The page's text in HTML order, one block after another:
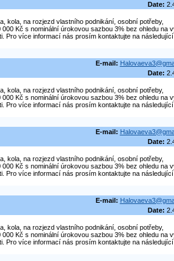
Date:
kola, na rozjezd vlastního podnikání, osobní potřeby,
Kč s nominální úrokovou sazbou 3% bez ohledu na
Pro více informací nás prosím kontaktujte na následující
E-mail:
Date:
kola, na rozjezd vlastního podnikání, osobní potřeby,
Kč s nominální úrokovou sazbou 3% bez ohledu na
Pro více informací nás prosím kontaktujte na následující
E-mail:
Date:
kola, na rozjezd vlastního podnikání, osobní potřeby,
Kč s nominální úrokovou sazbou 3% bez ohledu na
Pro více informací nás prosím kontaktujte na následující
E-mail:
Date:
kola, na rozjezd vlastního podnikání, osobní potřeby,
Kč s nominální úrokovou sazbou 3% bez ohledu na
Pro více informací nás prosím kontaktujte na následující